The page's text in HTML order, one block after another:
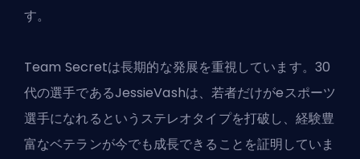
す。
Team Secretは長期的な発展を重視しています。30
代の選手であるJessieVashは、若者だけがeスポーツ
選手になれるというステレオタイプを打破し、経験豊
富なベテランが今でも成長できることを証明していま